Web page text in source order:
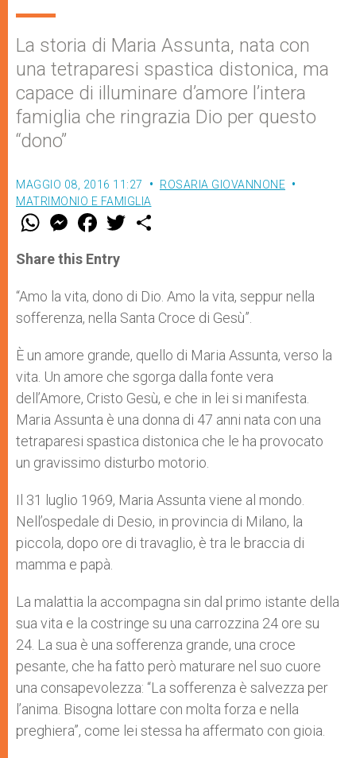
La storia di Maria Assunta, nata con
una tetraparesi spastica distonica, ma
capace di illuminare d’amore l’intera
famiglia che ringrazia Dio per questo
“dono”
MAGGIO 08, 2016 11:27
ROSARIA GIOVANNONE
MATRIMONIO E FAMIGLIA
W
t
s
p
p
M
e
s
e
g
e
r
F
a
e
b
o
k
w
r
Share this Entry
“Amo la vita, dono di Dio. Amo la vita, seppur nella
sofferenza, nella Santa Croce di Gesù”.
È un amore grande, quello di Maria Assunta, verso la
vita. Un amore che sgorga dalla fonte vera
dell’Amore, Cristo Gesù, e che in lei si manifesta.
Maria Assunta è una donna di 47 anni nata con una
tetraparesi spastica distonica che le ha provocato
un gravissimo disturbo motorio.
Il 31 luglio 1969, Maria Assunta viene al mondo.
Nell’ospedale di Desio, in provincia di Milano, la
piccola, dopo ore di travaglio, è tra le braccia di
mamma e papà.
La malattia la accompagna sin dal primo istante della
sua vita e la costringe su una carrozzina 24 ore su
24. La sua è una sofferenza grande, una croce
pesante, che ha fatto però maturare nel suo cuore
una consapevolezza: “La sofferenza è salvezza per
l’anima. Bisogna lottare con molta forza e nella
preghiera”, come lei stessa ha affermato con gioia.